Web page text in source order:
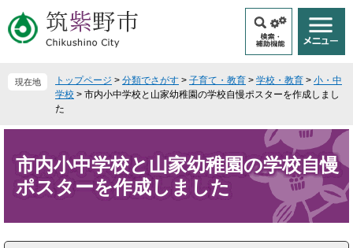
ー
ジ
ニ
ュ
現在地 トップページ > 分類でさがす > 子育て・教育 > 学校・教育 > 小・中
学校 > 市内小中学校と山家幼稚園の学校自慢ポスターを作成しまし
た
市内小中学校と山家幼稚園の学校自慢
ポスターを作成しました